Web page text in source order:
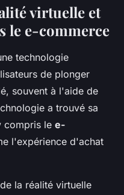
virtuelle et
le e-commerce
technologie
de plonger
souvent à l'aide de
a trouvé sa
compris le e-
l'expérience d'achat
la réalité virtuelle